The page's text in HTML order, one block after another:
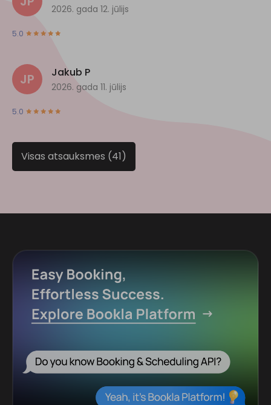
2026. gada 12. jūlijs
5.0
JP Jakub P
2026. gada 11. jūlijs
5.0
Visas atsauksmes (41)